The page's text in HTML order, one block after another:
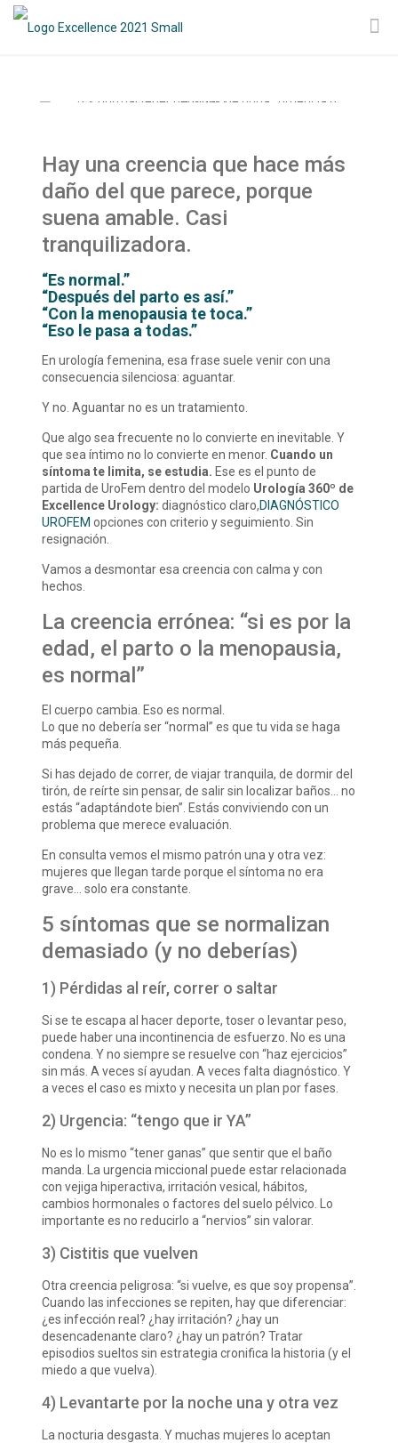
Hay una creencia que hace más
daño del que parece, porque
suena amable. Casi
tranquilizadora.
“Es normal.”
“Después del parto es así.”
“Con la menopausia te toca.”
“Eso le pasa a todas.”
En urología femenina, esa frase suele venir con una
consecuencia silenciosa: aguantar.
Y no. Aguantar no es un tratamiento.
Que algo sea frecuente no lo convierte en inevitable. Y
que sea íntimo no lo convierte en menor. Cuando un
síntoma te limita, se estudia. Ese es el punto de
partida de UroFem dentro del modelo Urología 360º de
Excellence Urology: diagnóstico claro,DIAGNÓSTICO
UROFEM opciones con criterio y seguimiento. Sin
resignación.
Vamos a desmontar esa creencia con calma y con
hechos.
La creencia errónea: “si es por la
edad, el parto o la menopausia,
es normal”
El cuerpo cambia. Eso es normal.
Lo que no debería ser “normal” es que tu vida se haga
más pequeña.
Si has dejado de correr, de viajar tranquila, de dormir del
tirón, de reírte sin pensar, de salir sin localizar baños… no
estás “adaptándote bien”. Estás conviviendo con un
problema que merece evaluación.
En consulta vemos el mismo patrón una y otra vez:
mujeres que llegan tarde porque el síntoma no era
grave… solo era constante.
5 síntomas que se normalizan
demasiado (y no deberías)
1) Pérdidas al reír, correr o saltar
Si se te escapa al hacer deporte, toser o levantar peso,
puede haber una incontinencia de esfuerzo. No es una
condena. Y no siempre se resuelve con “haz ejercicios”
sin más. A veces sí ayudan. A veces falta diagnóstico. Y
a veces el caso es mixto y necesita un plan por fases.
2) Urgencia: “tengo que ir YA”
No es lo mismo “tener ganas” que sentir que el baño
manda. La urgencia miccional puede estar relacionada
con vejiga hiperactiva, irritación vesical, hábitos,
cambios hormonales o factores del suelo pélvico. Lo
importante es no reducirlo a “nervios” sin valorar.
3) Cistitis que vuelven
Otra creencia peligrosa: “si vuelve, es que soy propensa”.
Cuando las infecciones se repiten, hay que diferenciar:
¿es infección real? ¿hay irritación? ¿hay un
desencadenante claro? ¿hay un patrón? Tratar
episodios sueltos sin estrategia cronifica la historia (y el
miedo a que vuelva).
4) Levantarte por la noche una y otra vez
La nocturia desgasta. Y muchas mujeres lo aceptan